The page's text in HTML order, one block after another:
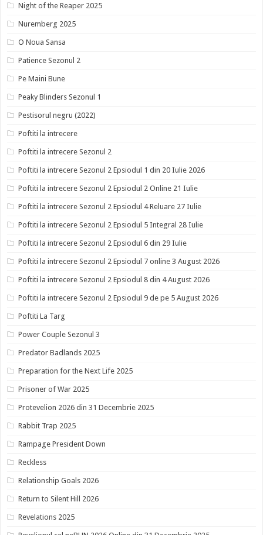
Night of the Reaper 2025
Nuremberg 2025
O Noua Sansa
Patience Sezonul 2
Pe Maini Bune
Peaky Blinders Sezonul 1
Pestisorul negru (2022)
Poftiti la intrecere
Poftiti la intrecere Sezonul 2
Poftiti la intrecere Sezonul 2 Epsiodul 1 din 20 Iulie 2026
Poftiti la intrecere Sezonul 2 Epsiodul 2 Online 21 Iulie
Poftiti la intrecere Sezonul 2 Epsiodul 4 Reluare 27 Iulie
Poftiti la intrecere Sezonul 2 Epsiodul 5 Integral 28 Iulie
Poftiti la intrecere Sezonul 2 Epsiodul 6 din 29 Iulie
Poftiti la intrecere Sezonul 2 Epsiodul 7 online 3 August 2026
Poftiti la intrecere Sezonul 2 Epsiodul 8 din 4 August 2026
Poftiti la intrecere Sezonul 2 Epsiodul 9 de pe 5 August 2026
Poftiti La Targ
Power Couple Sezonul 3
Predator Badlands 2025
Preparation for the Next Life 2025
Prisoner of War 2025
Protevelion 2026 din 31 Decembrie 2025
Rabbit Trap 2025
Rampage President Down
Reckless
Relationship Goals 2026
Return to Silent Hill 2026
Revelations 2025